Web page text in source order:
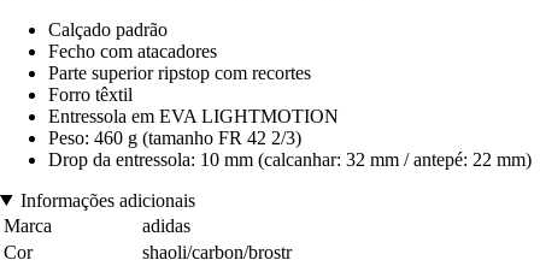
Calçado padrão
Fecho com atacadores
Parte superior ripstop com recortes
Forro têxtil
Entressola em EVA LIGHTMOTION
Peso: 460 g (tamanho FR 42 2/3)
Drop da entressola: 10 mm (calcanhar: 32 mm / antepé: 22 mm)
Informações adicionais
Marca
adidas
Cor
shaoli/carbon/brostr